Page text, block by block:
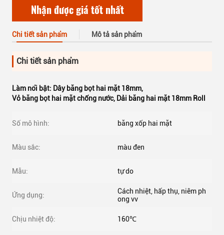
Nhận được giá tốt nhất
Chi tiết sản phẩm Mô tả sản phẩm
Chi tiết sản phẩm
Làm nổi bật: Dây băng bọt hai mặt 18mm,
Vỏ băng bọt hai mặt chống nước, Dải băng hai mặt 18mm Roll
Số mô hình: băng xốp hai mặt
Màu sắc: màu đen
Mẫu: tự do
Ứng dụng:
Cách nhiệt, hấp thụ, niêm ph
ong vv
Chịu nhiệt độ: 160℃